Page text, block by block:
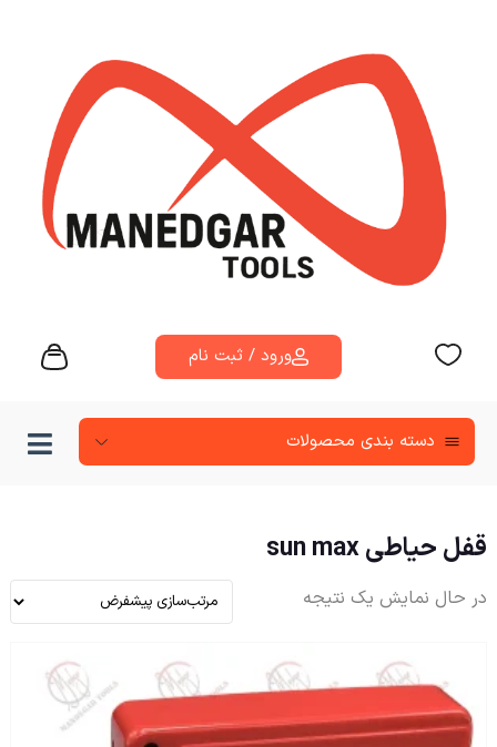
ورود / ثبت نام
دسته‌ بندی محصولات
قفل حیاطی sun max
در حال نمایش یک نتیجه